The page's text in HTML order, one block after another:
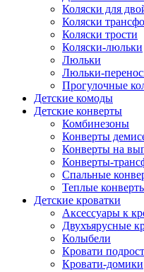
Коляски для
Коляски
Коляски трости
Коляски-люльки
Люльки
Люльки-
Прогулочные
Детские комоды
Детские конверты
Комбинезоны
Конверты
Конверты на
Конверты-
Спальные
Теплые
Детские кроватки
Аксессуары к
Двухъярусные
Колыбели
Кровати
Кровати-домики